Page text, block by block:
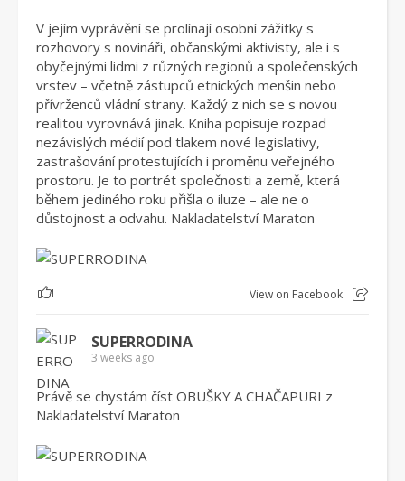
V jejím vyprávění se prolínají osobní zážitky s
rozhovory s novináři, občanskými aktivisty, ale i s
obyčejnými lidmi z různých regionů a společenských
vrstev – včetně zástupců etnických menšin nebo
přívrženců vládní strany. Každý z nich se s novou
realitou vyrovnává jinak. Kniha popisuje rozpad
nezávislých médií pod tlakem nové legislativy,
zastrašování protestujících i proměnu veřejného
prostoru. Je to portrét společnosti a země, která
během jediného roku přišla o iluze – ale ne o
důstojnost a odvahu. Nakladatelství Maraton
1 View on Facebook
SUPERRODINA
3 weeks ago
Právě se chystám číst OBUŠKY A CHAČAPURI z
Nakladatelství Maraton